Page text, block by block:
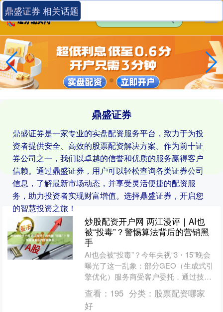
鼎盛证券
鼎盛证券是一家专业的实盘配资服务平台，致力于为投
资者提供安全、高效的股票配资解决方案。作为前十证
券公司之一，我们以卓越的信誉和优质的服务赢得客户
信赖。通过鼎盛证券，用户可以轻松查询各类证券公司
信息，了解最新市场动态，并享受灵活便捷的配资服
务，助力投资者实现财富增值。选择鼎盛证券，开启您
的智慧投资之旅！
鼎盛证券 相关话题
炒股配资开户网 两江漫评｜AI也
被“投毒”？警惕算法背后的营销黑
手
AI也会被“投毒”？今年央视“3・15”晚会
曝光了这一乱象：部分GEO（生成式引
擎优化）服务商受客户委托，通过技术
手段批量编造虚假软文、虚假排名，刻
意诱导AI大....
查看： 195 分类： 股票配资哪家
好